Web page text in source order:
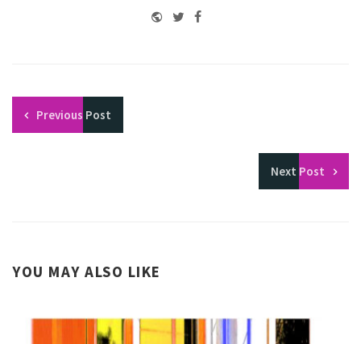
WebsiteTwitterFacebook
Previous Post
Next Post
YOU MAY ALSO LIKE